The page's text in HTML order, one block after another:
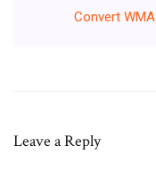
Convert WMA
Leave a Reply